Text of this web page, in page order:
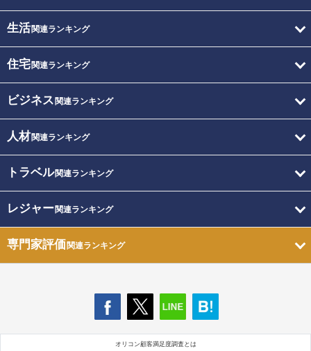
生活関連ランキング
住宅関連ランキング
ビジネス 関連ランキング
人材関連ランキング
トラベル関連ランキング
レジャー関連ランキング
専門家評価関連ランキング
オリコン顧客満足度調査とは